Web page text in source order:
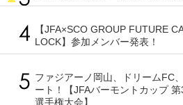
【JFA×SCO GROUP FUTURE
LOCK】参加メンバー発表！
ファジアーノ岡山、ドリームFC
ート！【JFAバーモントカップ
選手権大会】